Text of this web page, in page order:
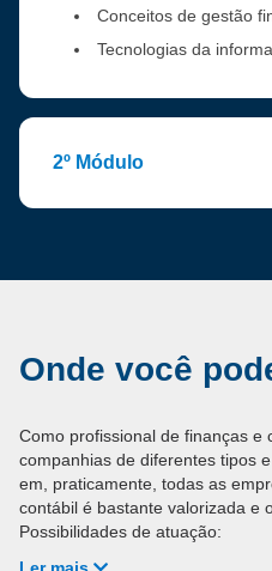
Conceitos de gestão
Tecnologias da
2º Módulo
Onde você
Como profissional de finanças e
companhias de diferentes tipos
em, praticamente, todas as
contábil é bastante valorizada e
Possibilidades de atuação: